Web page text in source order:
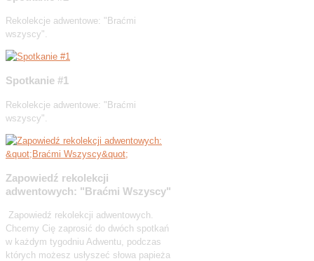
Rekolekcje adwentowe: "Braćmi
wszyscy".
Spotkanie #1
Rekolekcje adwentowe: "Braćmi
wszyscy".
Zapowiedź rekolekcji
adwentowych: "Braćmi Wszyscy"
Zapowiedź rekolekcji adwentowych.
Chcemy Cię zaprosić do dwóch spotkań
w każdym tygodniu Adwentu, podczas
których możesz usłyszeć słowa papieża